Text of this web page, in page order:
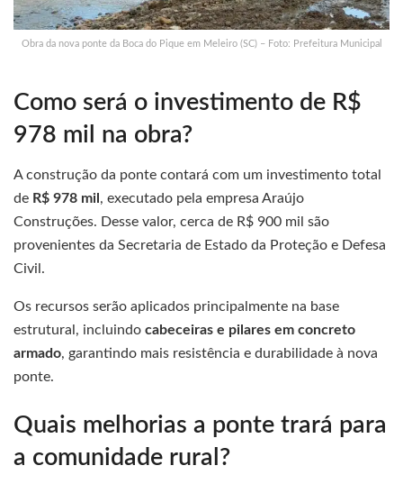
Obra da nova ponte da Boca do Pique em Meleiro (SC) – Foto: Prefeitura Municipal
Como será o investimento de R$
978 mil na obra?
A construção da ponte contará com um investimento total
de R$ 978 mil , executado pela empresa Araújo
Construções. Desse valor, cerca de R$ 900 mil são
provenientes da Secretaria de Estado da Proteção e Defesa
Civil.
Os recursos serão aplicados principalmente na base
estrutural, incluindo cabeceiras e pilares em concreto
armado, garantindo mais resistência e durabilidade à nova
ponte.
Quais melhorias a ponte trará para
a comunidade rural?